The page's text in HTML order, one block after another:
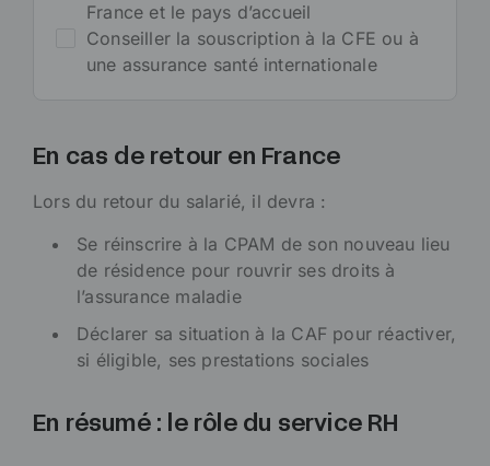
France et le pays d’accueil
Conseiller la souscription à la CFE ou à
une assurance santé internationale
En cas de retour en France
Lors du retour du salarié, il devra :
Se réinscrire à la CPAM de son nouveau lieu
de résidence pour rouvrir ses droits à
l’assurance maladie
Déclarer sa situation à la CAF pour réactiver,
si éligible, ses prestations sociales
En résumé : le rôle du service RH